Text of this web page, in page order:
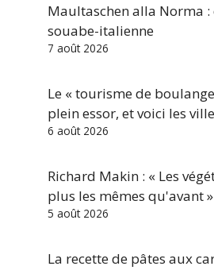
Maultaschen alla Norma
souabe-italienne
7 août 2026
Le « tourisme de
plein essor, et voici les
6 août 2026
Richard Makin : « Les
plus les mêmes qu'avant »
5 août 2026
La recette de pâtes aux